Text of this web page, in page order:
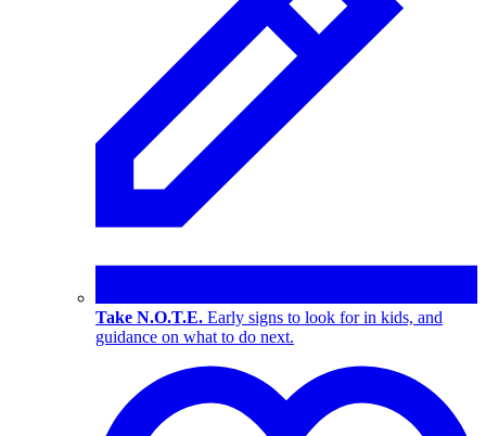
Take N.O.T.E. Early signs to look for in kids, and
guidance on what to do next.